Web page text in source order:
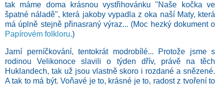
tak máme doma krásnou vystřihovánku "Naše kočka ve
špatné náladě", která jakoby vypadla z oka naší Maty, která
má úplně stejně přinasraný výraz... (Moc hezký dokument o
Papírovém folkloru.)
Jarní perníčkování, tentokrát modrobílé... Protože jsme s
rodinou Velikonoce slavili o týden dřív, právě na těch
Huklandech, tak už jsou vlastně skoro i rozdané a snězené.
A tak to má být. Voňavé je to, krásné je to, radost z tvoření to